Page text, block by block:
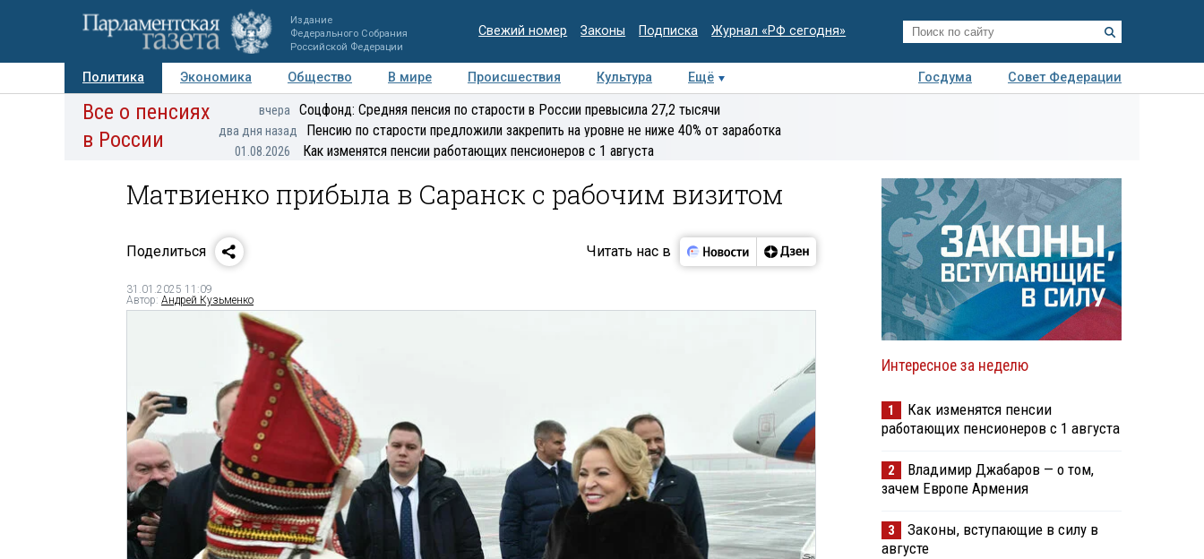
Издание
Федерального Собрания
Российской Федерации
Свежий номер Законы Подписка Журнал «РФ сегодня»
Политика Экономика Общество В мире Происшествия Культура Ещё Госдума
Совет Федерации
Авторы Персоны Мнения Регионы Медиацентр Интервью Колумнисты
экспертиза
Все о пенсиях
в России
вчера Соцфонд: Средняя пенсия по старости в России превысила 27,2 тысячи
два дня назад Пенсию по старости предложили закрепить на уровне не ниже 40% от заработка
01.08.2026 Как изменятся пенсии работающих пенсионеров с 1 августа
Матвиенко прибыла в Саранск с рабочим визитом
Поделиться Читать нас в
31.01.2025 11:09
Автор: Андрей Кузьменко
Интересное за неделю
1
Как изменятся пенсии
работающих пенсионеров с 1 августа
2
Владимир Джабаров — о том,
зачем Европе Армения
3
Законы, вступающие в силу в
августе